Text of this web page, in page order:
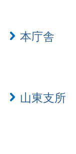
本庁舎
山東支所